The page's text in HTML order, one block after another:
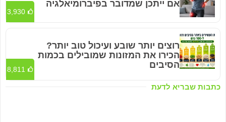
כתבות שבריא לדעת
אם ייתכן שמדובר בפיברומיאלגיה
3,930
רוצים יותר שובע ועיכול טוב יותר?
הכירו את המזונות שמובילים בכמות
הסיבים
8,811